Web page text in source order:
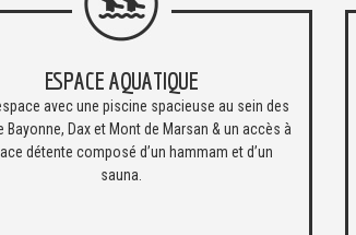
ESPACE AQUATIQUE
avec une piscine spacieuse au sein des
Bayonne, Dax et Mont de Marsan & un accès à
détente composé d’un hammam et d’un
sauna.